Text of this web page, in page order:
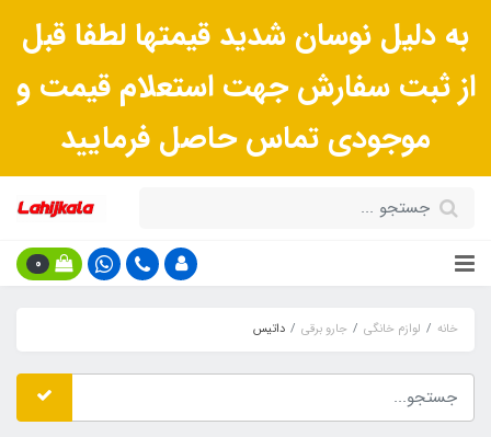
به دلیل نوسان شدید قیمتها لطفا قبل
از ثبت سفارش جهت استعلام قیمت و
موجودی تماس حاصل فرمایید
0
خانه لوازم خانگی جارو برقی داتیس